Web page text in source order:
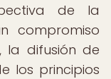
de la
compromiso
la difusión de
los principios